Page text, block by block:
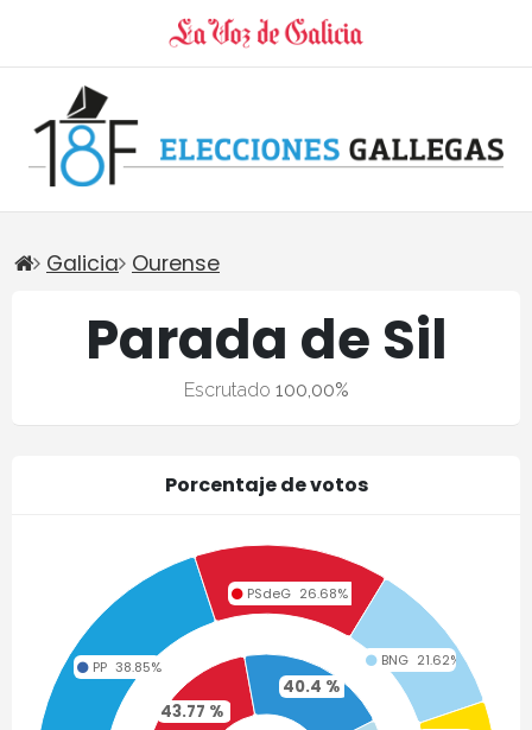
Galicia Ourense
Parada de Sil
Escrutado 100,00%
Porcentaje de votos
43.77 %
40.4 %
PP 38.85%
PSdeG 26.68%
BNG 21.62%